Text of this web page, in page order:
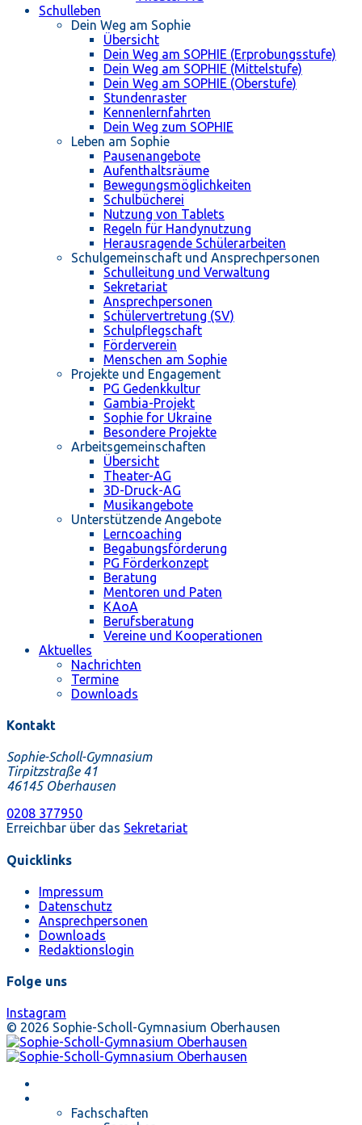
Schulleben
Dein Weg am Sophie
Übersicht
Dein Weg am SOPHIE (Erprobungsstufe)
Dein Weg am SOPHIE (Mittelstufe)
Dein Weg am SOPHIE (Oberstufe)
Stundenraster
Kennenlernfahrten
Dein Weg zum SOPHIE
Leben am Sophie
Pausenangebote
Aufenthaltsräume
Bewegungsmöglichkeiten
Schulbücherei
Nutzung von Tablets
Regeln für Handynutzung
Herausragende Schülerarbeiten
Schulgemeinschaft und Ansprechpersonen
Schulleitung und Verwaltung
Sekretariat
Ansprechpersonen
Schülervertretung (SV)
Schulpflegschaft
Förderverein
Menschen am Sophie
Projekte und Engagement
PG Gedenkkultur
Gambia-Projekt
Sophie for Ukraine
Besondere Projekte
Arbeitsgemeinschaften
Übersicht
Theater-AG
3D-Druck-AG
Musikangebote
Unterstützende Angebote
Lerncoaching
Begabungsförderung
PG Förderkonzept
Beratung
Mentoren und Paten
KAoA
Berufsberatung
Vereine und Kooperationen
Aktuelles
Nachrichten
Termine
Downloads
Kontakt
Sophie-Scholl-Gymnasium
Tirpitzstraße 41
46145 Oberhausen
0208 377950
Erreichbar über das Sekretariat
Quicklinks
Impressum
Datenschutz
Ansprechpersonen
Downloads
Redaktionslogin
Folge uns
Instagram
© 2026 Sophie-Scholl-Gymnasium Oberhausen
Fachschaften